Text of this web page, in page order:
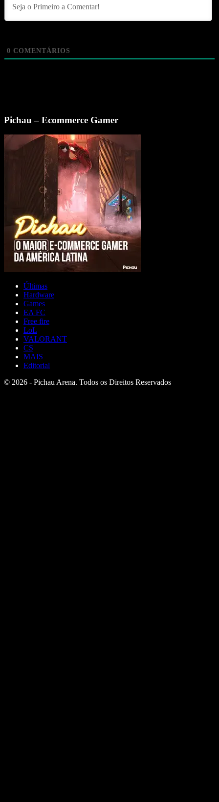
0 COMENTÁRIOS
Pichau – Ecommerce Gamer
Últimas
Hardware
Games
EA FC
Free fire
LoL
VALORANT
CS
MAIS
Editorial
© 2026 - Pichau Arena. Todos os Direitos Reservados